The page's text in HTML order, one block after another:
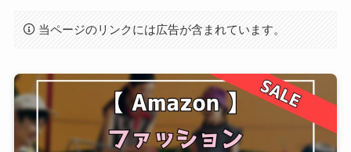
当ページのリンクには広告が含まれています。